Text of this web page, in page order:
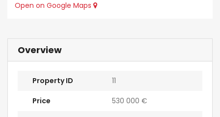
Open on Google Maps
Overview
Property ID 11
Price 530 000 €